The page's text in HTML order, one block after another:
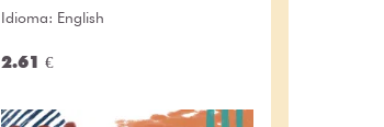
Idioma: English
2.61 €